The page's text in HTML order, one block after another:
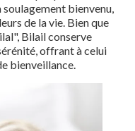
bienvenu,
de la vie. Bien que
Bilail conserve
offrant à celui
bienveillance.